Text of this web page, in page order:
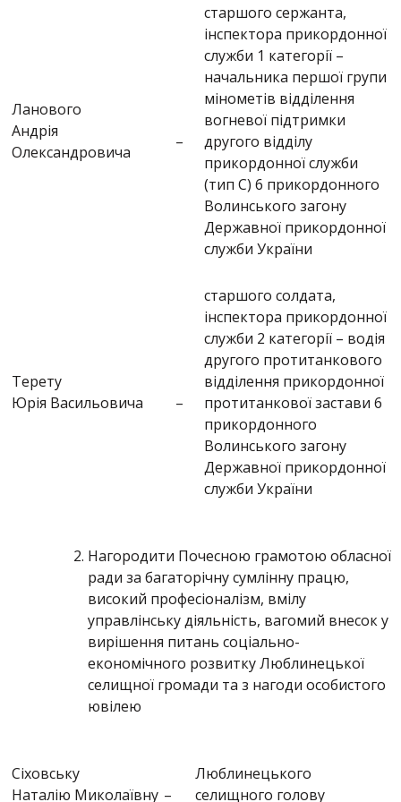
Ланового
Андрія
Олександровича
–
старшого сержанта,
інспектора прикордонної
служби 1 категорії –
начальника першої групи
мінометів відділення
вогневої підтримки
другого відділу
прикордонної служби
(тип С) 6 прикордонного
Волинського загону
Державної прикордонної
служби України
Терету
Юрія Васильовича
–
старшого солдата,
інспектора прикордонної
служби 2 категорії – водія
другого протитанкового
відділення прикордонної
протитанкової застави 6
прикордонного
Волинського загону
Державної прикордонної
служби України
Нагородити Почесною грамотою обласної
ради за багаторічну сумлінну працю,
високий професіоналізм, вмілу
управлінську діяльність, вагомий внесок у
вирішення питань соціально-
економічного розвитку Люблинецької
селищної громади та з нагоди особистого
ювілею
Сіховську
Наталію Миколаївну –
Люблинецького
селищного голову